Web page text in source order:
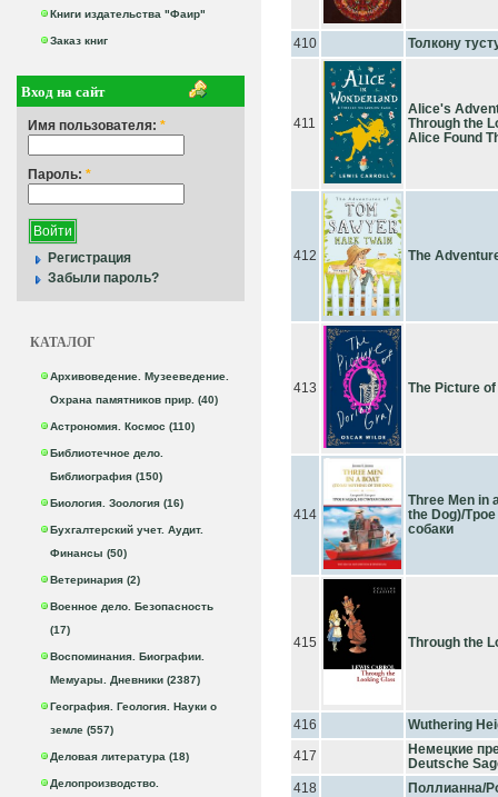
Книги издательства "Фаир"
Заказ книг
Вход на сайт
Имя пользователя: *
Пароль: *
Регистрация
Забыли пароль?
КАТАЛОГ
Архивоведение. Музееведение.
Охрана памятников прир. (40)
Астрономия. Космос (110)
Библиотечное дело.
Библиография (150)
Биология. Зоология (16)
Бухгалтерский учет. Аудит.
Финансы (50)
Ветеринария (2)
Военное дело. Безопасность
(17)
Воспоминания. Биографии.
Мемуары. Дневники (2387)
География. Геология. Науки о
земле (557)
Деловая литература (18)
Делопроизводство.
410 Толкону
411
Alice's
Through the
Alice Found
412 The
413 The Picture
414
Three Men in
the Dog)/
собаки
415 Through the
416
Wuthering
417
Немецкие
Deutsche
418
Поллианна/